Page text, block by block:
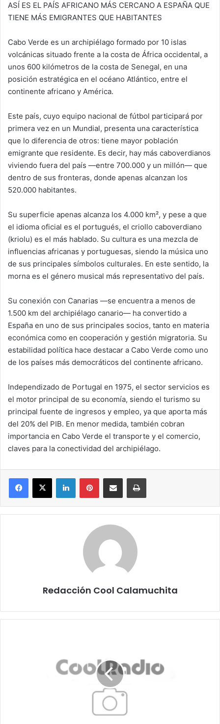
ASÍ ES EL PAÍS AFRICANO MÁS CERCANO A ESPAÑA QUE
TIENE MÁS EMIGRANTES QUE HABITANTES
Cabo Verde es un archipiélago formado por 10 islas
volcánicas situado frente a la costa de África occidental, a
unos 600 kilómetros de la costa de Senegal, en una
posición estratégica en el océano Atlántico, entre el
continente africano y América.
Este país, cuyo equipo nacional de fútbol participará por
primera vez en un Mundial, presenta una característica
que lo diferencia de otros: tiene mayor población
emigrante que residente. Es decir, hay más caboverdianos
viviendo fuera del país —entre 700.000 y un millón— que
dentro de sus fronteras, donde apenas alcanzan los
520.000 habitantes.
Su superficie apenas alcanza los 4.000 km², y pese a que
el idioma oficial es el portugués, el criollo caboverdiano
(kriolu) es el más hablado. Su cultura es una mezcla de
influencias africanas y portuguesas, siendo la música uno
de sus principales símbolos culturales. En este sentido, la
morna es el género musical más representativo del país.
Su conexión con Canarias —se encuentra a menos de
1.500 km del archipiélago canario— ha convertido a
España en uno de sus principales socios, tanto en materia
económica como en cooperación y gestión migratoria. Su
estabilidad política hace destacar a Cabo Verde como uno
de los países más democráticos del continente africano.
Independizado de Portugal en 1975, el sector servicios es
el motor principal de su economía, siendo el turismo su
principal fuente de ingresos y empleo, ya que aporta más
del 20% del PIB. En menor medida, también cobran
importancia en Cabo Verde el transporte y el comercio,
claves para la conectividad del archipiélago.
Facebook
X LinkedInPinterestCompartir por correo electrónicoImprimir
Redacción Cool Calamuchita